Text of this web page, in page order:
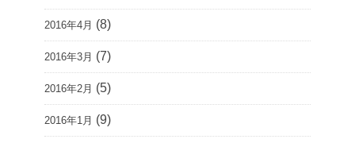
2016年4月 (8)
2016年3月 (7)
2016年2月 (5)
2016年1月 (9)